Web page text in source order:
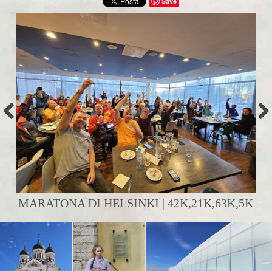
MARATONA DI HELSINKI | 42K,21K,63K,5K